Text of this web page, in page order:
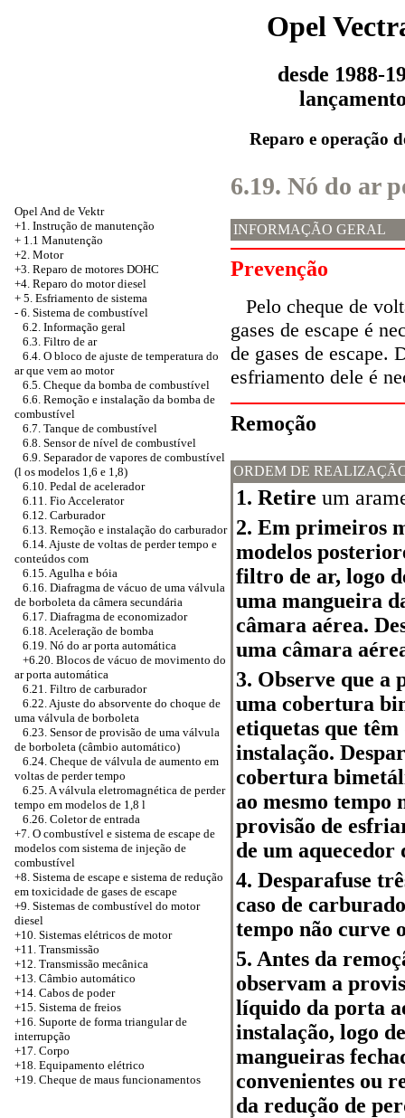
Opel
desde 1988-
Reparo e operação
Opel And de Vektr
+1. Instrução de manutenção
+ 1.1 Manutenção
+2. Motor
+3. Reparo de motores DOHC
+4. Reparo do motor diesel
+ 5. Esfriamento de sistema
- 6. Sistema de combustível
6.2. Informação geral
6.3. Filtro de ar
6.4. O bloco de ajuste de temperatura do
ar que vem ao motor
6.5. Cheque da bomba de combustível
6.6. Remoção e instalação da bomba de
combustível
6.7. Tanque de combustível
6.8. Sensor de nível de combustível
6.9. Separador de vapores de combustível
(l os modelos 1,6 e 1,8)
6.10. Pedal de acelerador
6.11. Fio Accelerator
6.12. Carburador
6.13. Remoção e instalação do carburador
6.14. Ajuste de voltas de perder tempo e
conteúdos com
6.15. Agulha e bóia
6.16. Diafragma de vácuo de uma válvula
de borboleta da câmera secundária
6.17. Diafragma de economizador
6.18. Aceleração de bomba
6.19. Nó do ar porta automática
+6.20. Blocos de vácuo de movimento do
ar porta automática
6.21. Filtro de carburador
6.22. Ajuste do absorvente do choque de
uma válvula de borboleta
6.23. Sensor de provisão de uma válvula
de borboleta (câmbio automático)
6.24. Cheque de válvula de aumento em
voltas de perder tempo
6.25. A válvula eletromagnética de perder
tempo em modelos de 1,8 l
6.26. Coletor de entrada
+7. O combustível e sistema de escape de
modelos com sistema de injeção de
combustível
+8. Sistema de escape e sistema de redução
em toxicidade de gases de escape
+9. Sistemas de combustível do motor
diesel
+10. Sistemas elétricos de motor
+11. Transmissão
+12. Transmissão mecânica
+13. Câmbio automático
+14. Cabos de poder
+15. Sistema de freios
+16. Suporte de forma triangular de
interrupção
+17. Corpo
+18. Equipamento elétrico
+19. Cheque de maus funcionamentos
6.19. Nó do ar
INFORMAÇÃO GERAL
Prevenção
Pelo cheque de
gases de escape é
de gases de escape.
esfriamento dele é
Remoção
ORDEM DE
1. Retire um
2. Em primeiros
modelos
filtro de ar, logo
uma mangueira
câmara aérea.
uma câmara
3. Observe que a
uma cobertura
etiquetas que
instalação.
cobertura
ao mesmo tempo
provisão de
de um aquecedor
4. Desparafuse
caso de
tempo não curve
5. Antes da
observam a
líquido da porta
instalação, logo
mangueiras
convenientes ou
da redução de